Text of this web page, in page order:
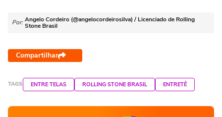
Por: Angelo Cordeiro (@angelocordeirosilva) / Licenciado de Rolling
Stone Brasil
Compartilhar
TAGS ENTRE TELAS ROLLING STONE BRASIL ENTRETÊ